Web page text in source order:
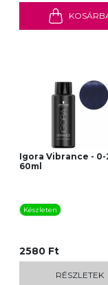
Igora Vibrance - 0-
60ml
Készleten
2580 Ft
RÉSZLETEK